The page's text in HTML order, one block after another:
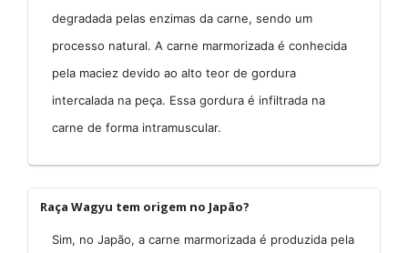
degradada pelas enzimas da carne, sendo um
processo natural. A carne marmorizada é conhecida
pela maciez devido ao alto teor de gordura
intercalada na peça. Essa gordura é infiltrada na
carne de forma intramuscular.
Raça Wagyu tem origem no Japão?
Sim, no Japão, a carne marmorizada é produzida pela